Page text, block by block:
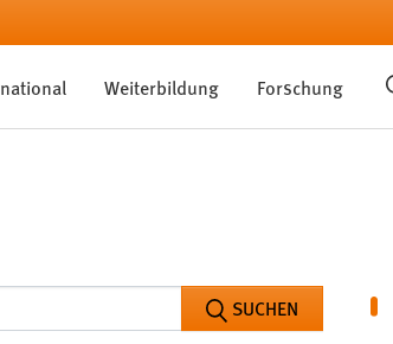
Weiterbildung Forschung
SUCHEN